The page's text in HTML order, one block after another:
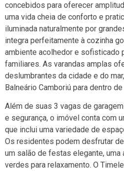
concebidos para oferecer
uma vida cheia de conforto e
iluminada naturalmente por
integra perfeitamente à cozinha
ambiente acolhedor e sofisticado
familiares. As varandas amplas
deslumbrantes da cidade e do
Balneário Camboriú para dentro de
Além de suas 3 vagas de
e segurança, o imóvel conta com
que inclui uma variedade de
Os residentes podem desfrutar
um salão de festas elegante, uma
verdes para relaxamento. O